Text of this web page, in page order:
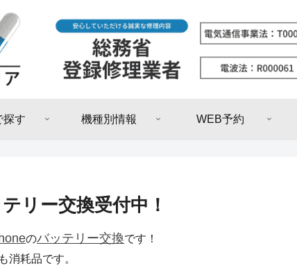
探す 機種別情報 WEB予約
リー交換受付中！
のバッテリー交換です！
消耗品です。